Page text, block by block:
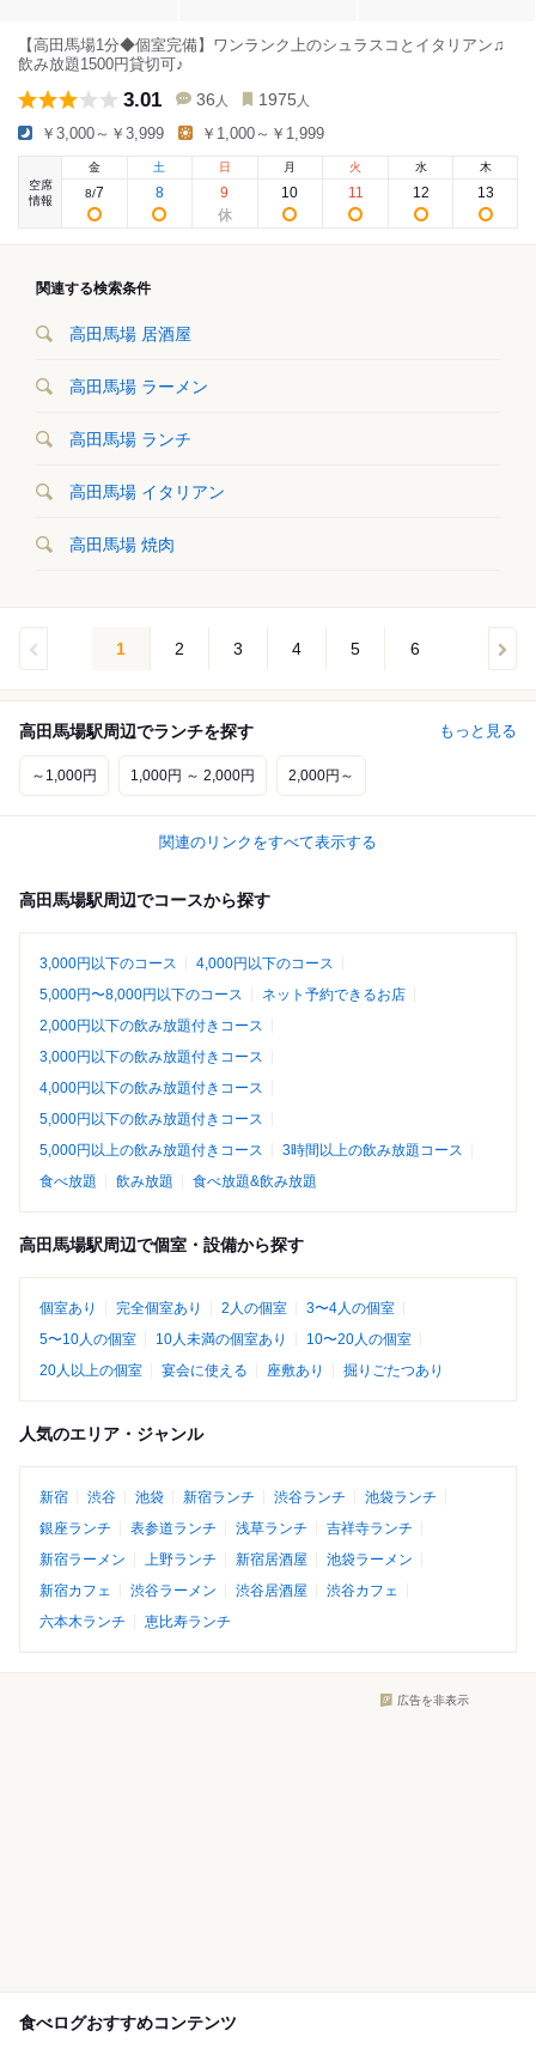
【高田馬場1分◆個室完備】ワンランク上のシュラスコとイタリアン♫
飲み放題1500円貸切可♪
3.01 36 人 1975 人
￥3,000～￥3,999 ￥1,000～￥1,999
空席
情報
金
8/7
土
8
日
9
月
10
火
11
水
12
木
13
関連する検索条件
高田馬場 居酒屋
高田馬場 ラーメン
高田馬場 ランチ
高田馬場 イタリアン
高田馬場 焼肉
1 2 3 4 5 6
高田馬場駅周辺でランチを探す もっと見る
～1,000円 1,000円 ～ 2,000円 2,000円～
関連のリンクをすべて表示する
高田馬場駅周辺でコースから探す
3,000円以下のコース
4,000円以下のコース
5,000円〜8,000円以下のコース
ネット予約できるお店
2,000円以下の飲み放題付きコース
3,000円以下の飲み放題付きコース
4,000円以下の飲み放題付きコース
5,000円以下の飲み放題付きコース
5,000円以上の飲み放題付きコース
3時間以上の飲み放題コース
食べ放題
飲み放題 食べ放題&飲み放題
高田馬場駅周辺で個室・設備から探す
個室あり 完全個室あり 2人の個室
3〜4人の個室
5〜10人の個室
10人未満の個室あり
10〜20人の個室
20人以上の個室
宴会に使える 座敷あり 掘りごたつあり
人気のエリア・ジャンル
新宿 渋谷 池袋 新宿ランチ 渋谷ランチ
池袋ランチ
銀座ランチ
表参道ランチ 浅草ランチ
吉祥寺ランチ
新宿ラーメン
上野ランチ 新宿居酒屋
池袋ラーメン
新宿カフェ
渋谷ラーメン 渋谷居酒屋
渋谷カフェ
六本木ランチ
恵比寿ランチ
広告を非表示
食べログおすすめコンテンツ